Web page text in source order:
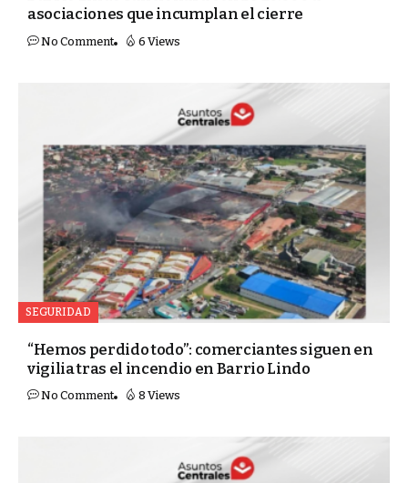
asociaciones que incumplan el cierre
No Comment 6 Views
SEGURIDAD
“Hemos perdido todo”: comerciantes siguen en
vigilia tras el incendio en Barrio Lindo
No Comment 8 Views